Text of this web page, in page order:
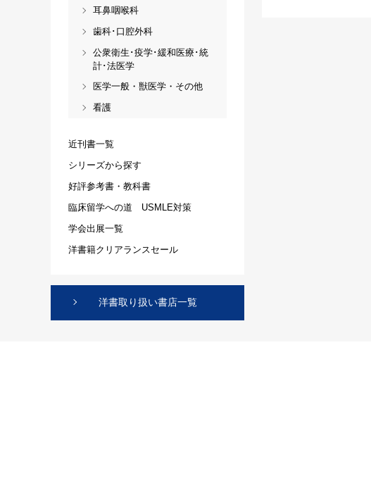
耳鼻咽喉科
歯科･口腔外科
公衆衛生･疫学･緩和医療･統
計･法医学
医学一般・獣医学・その他
看護
近刊書一覧
シリーズから探す
好評参考書・教科書
臨床留学への道 USMLE対策
学会出展一覧
洋書籍クリアランスセール
洋書取り扱い書店一覧